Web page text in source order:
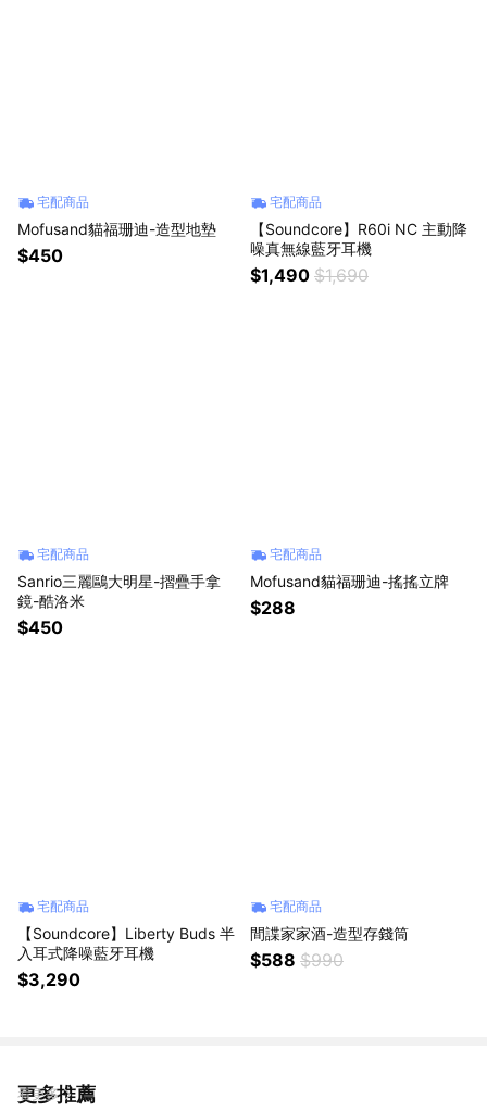
宅配商品
Mofusand貓福珊迪-造型地墊
$450
宅配商品
【Soundcore】R60i NC 主動降
噪真無線藍牙耳機
$1,490 $1,690
宅配商品
Sanrio三麗鷗大明星-摺疊手拿
鏡-酷洛米
$450
宅配商品
Mofusand貓福珊迪-搖搖立牌
$288
宅配商品
【Soundcore】Liberty Buds 半
入耳式降噪藍牙耳機
$3,290
宅配商品
間諜家家酒-造型存錢筒
$588 $990
更多推薦
看更多